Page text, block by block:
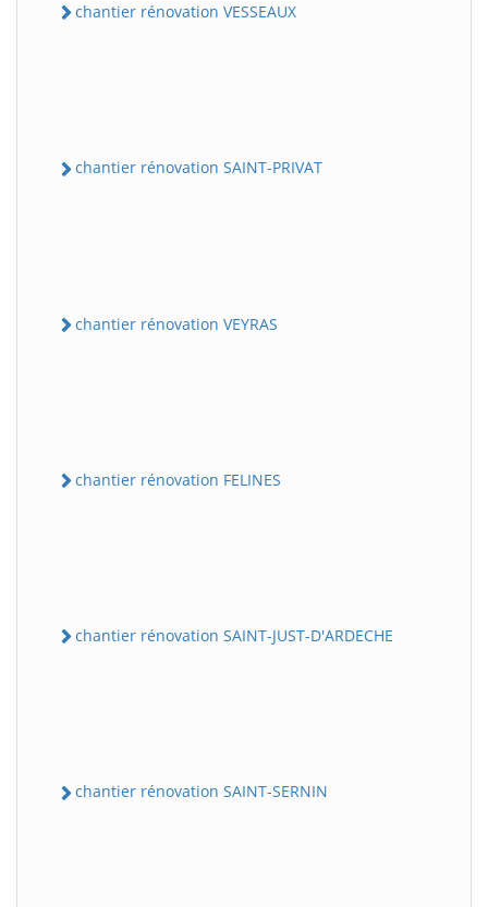
chantier rénovation VESSEAUX
chantier rénovation SAINT-PRIVAT
chantier rénovation VEYRAS
chantier rénovation FELINES
chantier rénovation SAINT-JUST-D'ARDECHE
chantier rénovation SAINT-SERNIN